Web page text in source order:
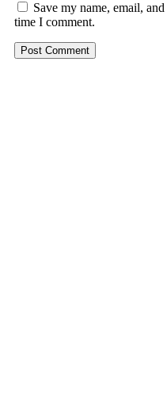
Save my name, email,
time I comment.